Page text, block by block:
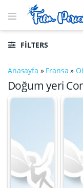
FILTERS
Anasayfa » Fransa »
Doğum yeri